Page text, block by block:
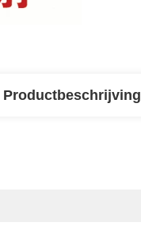
Productbeschrijving